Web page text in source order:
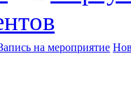
на мероприятие